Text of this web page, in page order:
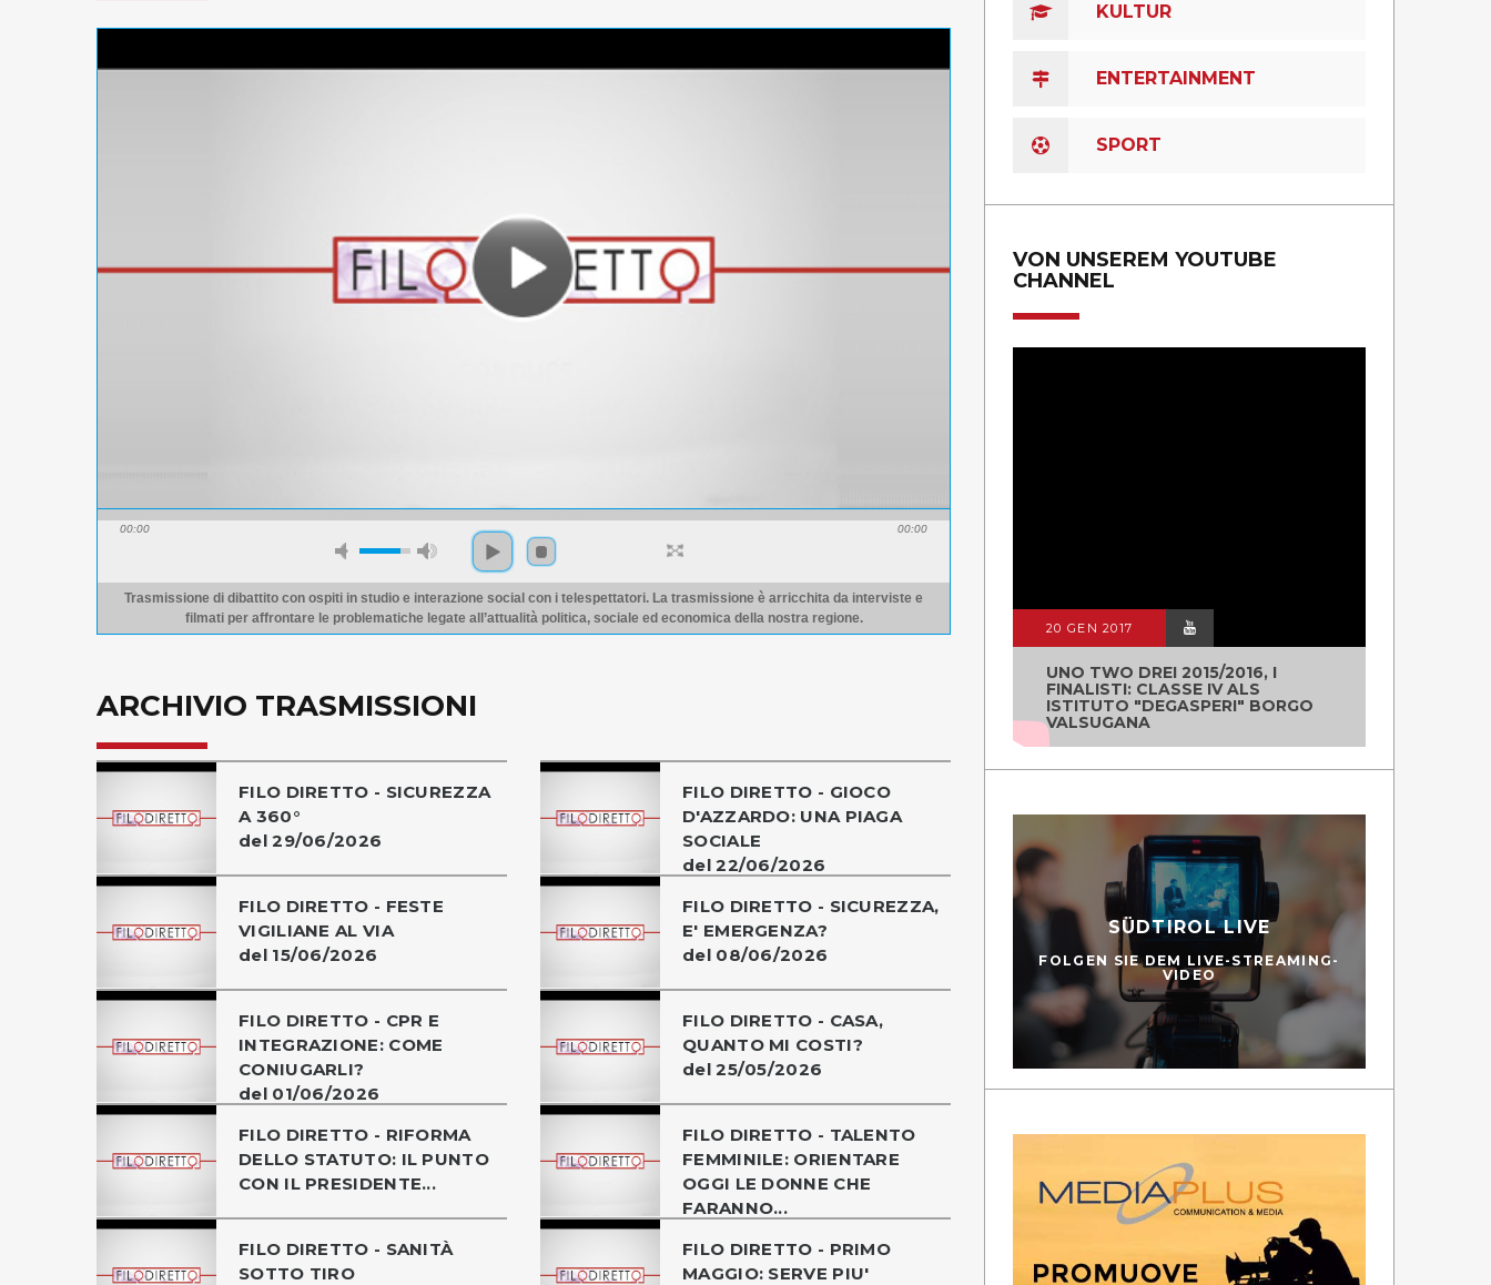
00:00 00:00
Trasmissione di dibattito con ospiti in studio e interazione social con i telespettatori. La trasmissione è arricchita da interviste e
filmati per affrontare le problematiche legate all’attualità politica, sociale ed economica della nostra regione.
ARCHIVIO TRASMISSIONI
FILO DIRETTO - SICUREZZA
A 360°
del 29/06/2026
FILO DIRETTO - GIOCO
D'AZZARDO: UNA PIAGA
SOCIALE
del 22/06/2026
FILO DIRETTO - FESTE
VIGILIANE AL VIA
del 15/06/2026
FILO DIRETTO - SICUREZZA,
E' EMERGENZA?
del 08/06/2026
FILO DIRETTO - CPR E
INTEGRAZIONE: COME
CONIUGARLI?
del 01/06/2026
FILO DIRETTO - CASA,
QUANTO MI COSTI?
del 25/05/2026
FILO DIRETTO - RIFORMA
DELLO STATUTO: IL PUNTO
CON IL PRESIDENTE...
FILO DIRETTO - TALENTO
FEMMINILE: ORIENTARE
OGGI LE DONNE CHE
FARANNO...
FILO DIRETTO - SANITÀ
SOTTO TIRO
FILO DIRETTO - PRIMO
MAGGIO: SERVE PIU'
KULTUR
ENTERTAINMENT
SPORT
VON UNSEREM YOUTUBE
CHANNEL
20 GEN 2017
UNO TWO DREI 2015/2016, I
FINALISTI: CLASSE IV ALS
ISTITUTO "DEGASPERI" BORGO
VALSUGANA
SÜDTIROL LIVE
FOLGEN SIE DEM LIVE-STREAMING-
VIDEO